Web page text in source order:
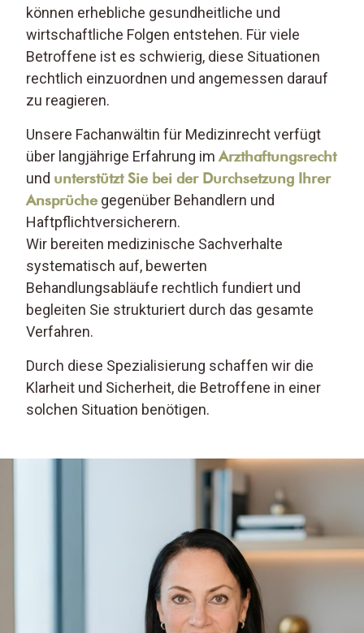
können erhebliche gesundheitliche und
wirtschaftliche Folgen entstehen. Für viele
Betroffene ist es schwierig, diese Situationen
rechtlich einzuordnen und angemessen darauf
zu reagieren.
Unsere Fachanwältin für Medizinrecht verfügt
über langjährige Erfahrung im Arzthaftungsrecht
und unterstützt Sie bei der Durchsetzung Ihrer
Ansprüche gegenüber Behandlern und
Haftpflichtversicherern.
Wir bereiten medizinische Sachverhalte
systematisch auf, bewerten
Behandlungsabläufe rechtlich fundiert und
begleiten Sie strukturiert durch das gesamte
Verfahren.
Durch diese Spezialisierung schaffen wir die
Klarheit und Sicherheit, die Betroffene in einer
solchen Situation benötigen.